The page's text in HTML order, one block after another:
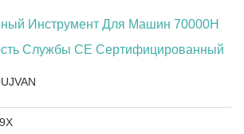
Инструмент Для Машин 70000H
Службы CE Сертифицированный